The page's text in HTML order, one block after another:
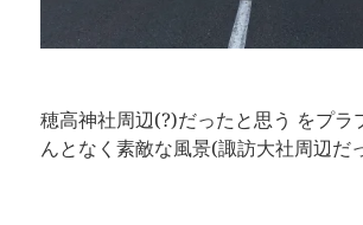
穂高神社周辺(?)だったと思う をプラ
んとなく素敵な風景(諏訪大社周辺だ